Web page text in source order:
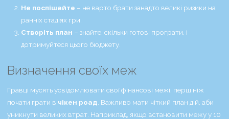
Не поспішайте – не варто брати занадто великі ризики на
ранніх стадіях гри.
Створіть план – знайте, скільки готові програти, і
дотримуйтеся цього бюджету.
Визначення своїх меж
Гравці мусять усвідомлювати свої фінансові межі, перш ніж
почати грати в чікен роад . Важливо мати чіткий план дій, аби
уникнути великих втрат. Наприклад, якщо встановити межу у 10